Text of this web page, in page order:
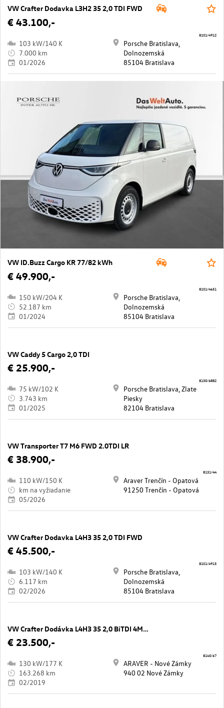
VW Crafter Dodavka L3H2 35 2,0 TDI FWD
€ 43.100,-
103 kW/140 K
7.000 km
01/2026
Porsche Bratislava,
Dolnozemská
85104 Bratislava
8101/4912
VW ID.Buzz Cargo KR 77/82 kWh
€ 49.900,-
150 kW/204 K
52.187 km
01/2024
Porsche Bratislava,
Dolnozemská
85104 Bratislava
8101/4651
VW Caddy 5 Cargo 2,0 TDI
€ 25.900,-
75 kW/102 K
3.743 km
01/2025
Porsche Bratislava, Zlate
Piesky
82104 Bratislava
8135/6882
VW Transporter T7 M6 FWD 2.0TDI LR
€ 38.900,-
110 kW/150 K
km na vyžiadanie
05/2026
Araver Trenčín - Opatová
91250 Trenčín - Opatová
8131/44
VW Crafter Dodavka L4H3 35 2,0 TDI FWD
€ 45.500,-
103 kW/140 K
6.117 km
02/2026
Porsche Bratislava,
Dolnozemská
85104 Bratislava
8101/4915
VW Crafter Dodávka L4H3 35 2,0 BiTDI 4MOT
€ 23.500,-
130 kW/177 K
163.268 km
02/2019
ARAVER - Nové Zámky
940 02 Nové Zámky
8145/67